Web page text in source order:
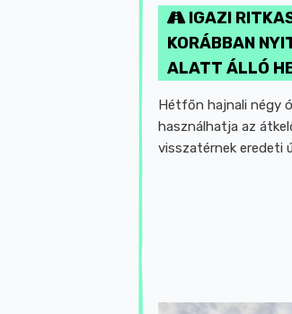
IGAZI
KORÁBBAN
ALATT ÁLLÓ
Hétfőn hajnali négy
használhatja az
visszatérnek eredeti